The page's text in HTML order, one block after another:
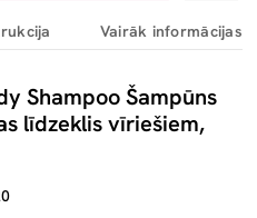
Vairāk informācijas
Shampoo Šampūns
līdzeklis vīriešiem,